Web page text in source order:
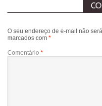
O seu endereço de e-mail não
marcados com *
Comentário *